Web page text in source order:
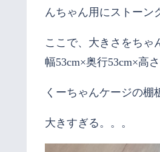
んちゃん用にストーン
ここで、大きさをちゃ
幅53cm×奥行53cm×高
くーちゃんケージの棚
大きすぎる。。。